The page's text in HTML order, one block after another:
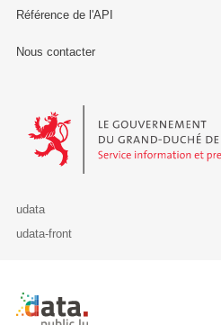
Référence de l'API
Nous contacter
Le Gouvernement du Grand-
udata
udata-front
Retour à l'accueil de